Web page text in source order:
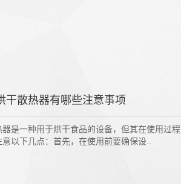
干散热器有哪些注意事项
是一种用于烘干食品的设备，但其在使用过程
意以下几点：首先，在使用前要确保设..